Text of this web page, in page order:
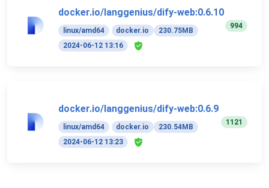
docker.io/langgenius/dify-web:0.6.10
linux/amd64 docker.io
230.75MB
2024-06-12 13:16
994
docker.io/langgenius/dify-web:0.6.9
linux/amd64 docker.io
230.54MB
2024-06-12 13:23
1121